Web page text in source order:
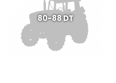
80-88 DT